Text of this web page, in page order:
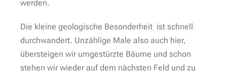
werden.
Die kleine geologische Besonderheit ist schnell
durchwandert. Unzählige Male also auch hier,
übersteigen wir umgestürzte Bäume und schon
stehen wir wieder auf dem nächsten Feld und zu